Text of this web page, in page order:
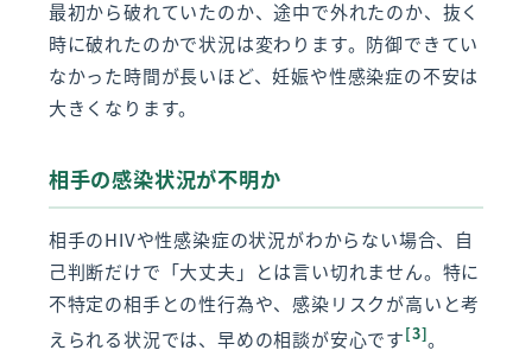
最初から破れていたのか、途中で外れたのか、抜く
時に破れたのかで状況は変わります。防御できてい
なかった時間が長いほど、妊娠や性感染症の不安は
大きくなります。
相手の感染状況が不明か
相手のHIVや性感染症の状況がわからない場合、自
己判断だけで「大丈夫」とは言い切れません。特に
不特定の相手との性行為や、感染リスクが高いと考
えられる状況では、早めの相談が安心です[3]。